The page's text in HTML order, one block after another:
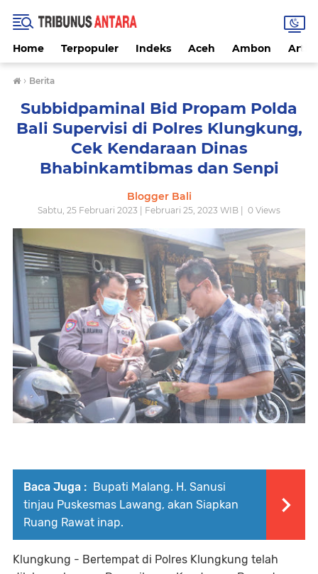
Home Terpopuler Indeks Aceh Ambon
› Berita
Subbidpaminal Bid Propam Polda
Bali Supervisi di Polres Klungkung,
Cek Kendaraan Dinas
Bhabinkamtibmas dan Senpi
Blogger Bali
Sabtu, 25 Februari 2023 | Februari 25, 2023 WIB | 0 Views
Baca Juga : Bupati Malang. H. Sanusi
tinjau Puskesmas Lawang, akan Siapkan
Ruang Rawat inap.
Klungkung - Bertempat di Polres Klungkung telah